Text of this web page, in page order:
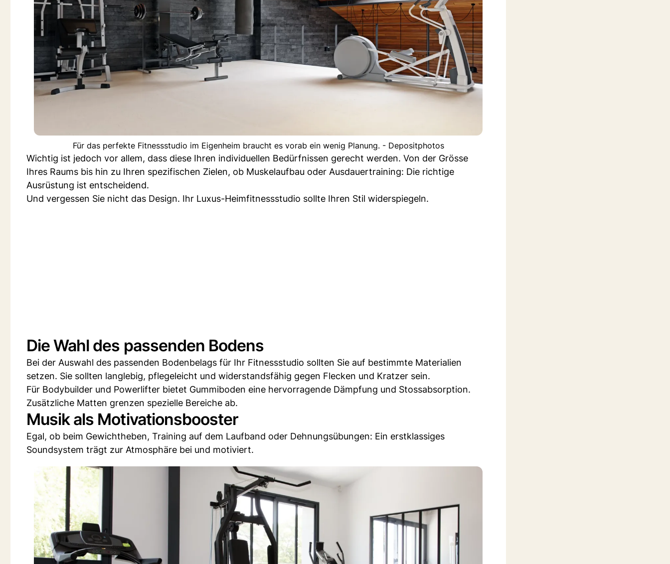
Für das perfekte Fitnessstudio im Eigenheim braucht es vorab ein wenig Planung. - Depositphotos
Wichtig ist jedoch vor allem, dass diese Ihren individuellen Bedürfnissen gerecht werden. Von der Grösse
Ihres Raums bis hin zu Ihren spezifischen Zielen, ob Muskelaufbau oder Ausdauertraining: Die richtige
Ausrüstung ist entscheidend.
Und vergessen Sie nicht das Design. Ihr Luxus-Heimfitnessstudio sollte Ihren Stil widerspiegeln.
Die Wahl des passenden Bodens
Bei der Auswahl des passenden Bodenbelags für Ihr Fitnessstudio sollten Sie auf bestimmte Materialien
setzen. Sie sollten langlebig, pflegeleicht und widerstandsfähig gegen Flecken und Kratzer sein.
Für Bodybuilder und Powerlifter bietet Gummiboden eine hervorragende Dämpfung und Stossabsorption.
Zusätzliche Matten grenzen spezielle Bereiche ab.
Musik als Motivationsbooster
Egal, ob beim Gewichtheben, Training auf dem Laufband oder Dehnungsübungen: Ein erstklassiges
Soundsystem trägt zur Atmosphäre bei und motiviert.